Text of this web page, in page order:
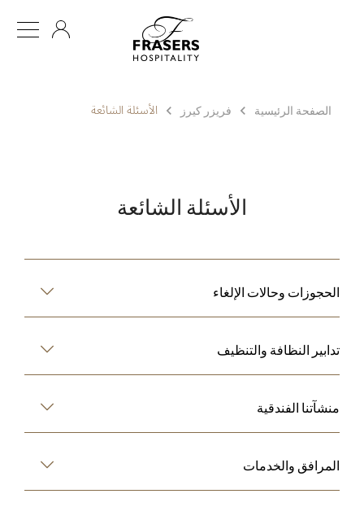
الصفحة الرئيسية فريزر كيرز الأسئلة الشائعة
الأسئلة الشائعة
الحجوزات وحالات الإلغاء
تدابير النظافة والتنظيف
منشآتنا الفندقية
المرافق والخدمات